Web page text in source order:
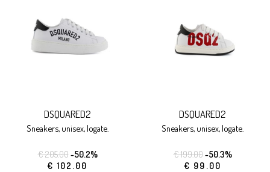
DSQUARED2
sneakers, unisex, logate.
€ 205.00-50.2%
€ 102.00
DSQUARED2
sneakers, unisex, logate.
€ 199.00-50.3%
€ 99.00